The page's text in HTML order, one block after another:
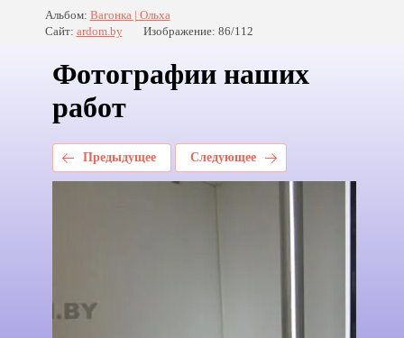
Альбом: Вагонка | Ольха
Сайт: ardom.by Изображение: 86/112
Фотографии наших
работ
Предыдущее Следующее